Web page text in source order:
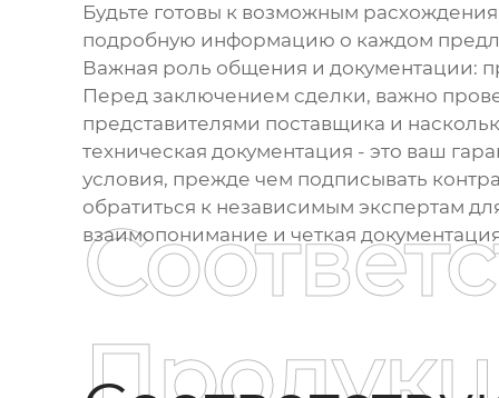
Будьте готовы к возможным
подробную информацию о каждом
Важная роль общения и документации:
Перед заключением сделки, важно
представителями поставщика и
техническая документация - это ваш
условия, прежде чем подписывать
обратиться к независимым экспертам
взаимопонимание и четкая